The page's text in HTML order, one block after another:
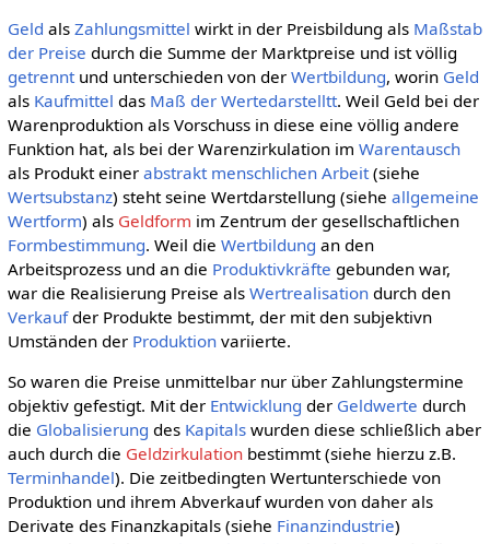
Geld als Zahlungsmittel wirkt in der Preisbildung als Maßstab
der Preise durch die Summe der Marktpreise und ist völlig
getrenntund unterschieden von der Wertbildung, worin Geld
als Kaufmittel das Maß der Wertedarstelltt. Weil Geld bei der
Warenproduktion als Vorschuss in diese eine völlig andere
Funktion hat, als bei der Warenzirkulation im Warentausch
als Produkt einer abstrakt menschlichen Arbeit(siehe
Wertsubstanz) steht seine Wertdarstellung (siehe allgemeine
Wertform) als Geldform im Zentrum der gesellschaftlichen
Formbestimmung. Weil die Wertbildung an den
Arbeitsprozess und an die Produktivkräfte gebunden war,
war die Realisierung Preise als Wertrealisationdurch den
Verkaufder Produkte bestimmt, der mit den subjektivn
Umständen der Produktionvariierte.
So waren die Preise unmittelbar nur über Zahlungstermine
objektiv gefestigt. Mit der Entwicklung der Geldwerte durch
die Globalisierung des Kapitalswurden diese schließlich aber
auch durch die Geldzirkulationbestimmt (siehe hierzu z.B.
Terminhandel). Die zeitbedingten Wertunterschiede von
Produktion und ihrem Abverkauf wurden von daher als
Derivate des Finanzkapitals (siehe Finanzindustrie)